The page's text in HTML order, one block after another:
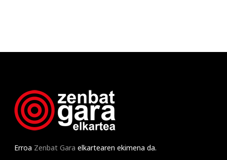
Erroa Zenbat Gara elkartearen ekimena da.